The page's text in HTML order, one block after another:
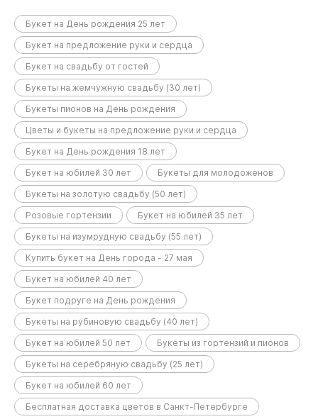
Букет на День рождения 25 лет
Букет на предложение руки и сердца
Букет на свадьбу от гостей
Букеты на жемчужную свадьбу (30 лет)
Букеты пионов на День рождения
Цветы и букеты на предложение руки и сердца
Букет на День рождения 18 лет
Букет на юбилей 30 лет
Букеты для молодоженов
Букеты на золотую свадьбу (50 лет)
Розовые гортензии
Букет на юбилей 35 лет
Букеты на изумрудную свадьбу (55 лет)
Купить букет на День города - 27 мая
Букет на юбилей 40 лет
Букет подруге на День рождения
Букеты на рубиновую свадьбу (40 лет)
Букет на юбилей 50 лет
Букеты из гортензий и пионов
Букеты на серебряную свадьбу (25 лет)
Букет на юбилей 60 лет
Бесплатная доставка цветов в Санкт-Петербурге